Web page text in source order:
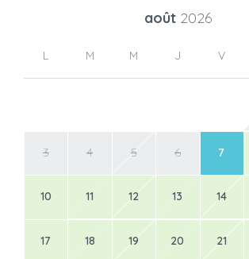
août 2026
L M M J V
3 4 5 6 7
10 11 12 13 14
17 18 19 20 21